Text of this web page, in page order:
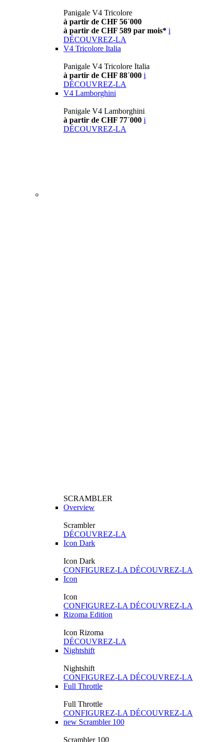
Panigale V4 Tricolore
à partir de CHF 56´000
à partir de CHF 589 par mois* i
DÉCOUVREZ-LA
V4 Tricolore Italia
Panigale V4 Tricolore Italia
à partir de CHF 88´000 i
DÉCOUVREZ-LA
V4 Lamborghini
Panigale V4 Lamborghini
à partir de CHF 77´000 i
DÉCOUVREZ-LA
SCRAMBLER
Overview
Scrambler
DÉCOUVREZ-LA
Icon Dark
Icon Dark
CONFIGUREZ-LA DÉCOUVREZ-LA
Icon
Icon
CONFIGUREZ-LA DÉCOUVREZ-LA
Rizoma Edition
Icon Rizoma
DÉCOUVREZ-LA
Nightshift
Nightshift
CONFIGUREZ-LA DÉCOUVREZ-LA
Full Throttle
Full Throttle
CONFIGUREZ-LA DÉCOUVREZ-LA
new Scrambler 100
Scrambler 100